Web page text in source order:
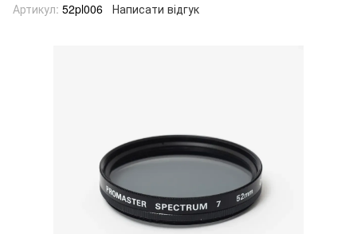
Артикул: 52pl006 Написати відгук